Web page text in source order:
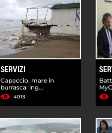
SERVIZI
Capaccio, mare in
burrasca: ing...
4013